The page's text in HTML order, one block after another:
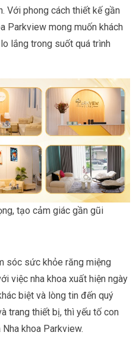
Với phong cách thiết kế gần
Parkview mong muốn khách
lắng trong suốt quá trình
tạo cảm giác gần gũi
sóc sức khỏe răng miệng
việc nha khoa xuất hiện ngày
biệt và lòng tin đến quý
trang thiết bị, thì yếu tố con
khoa Parkview.